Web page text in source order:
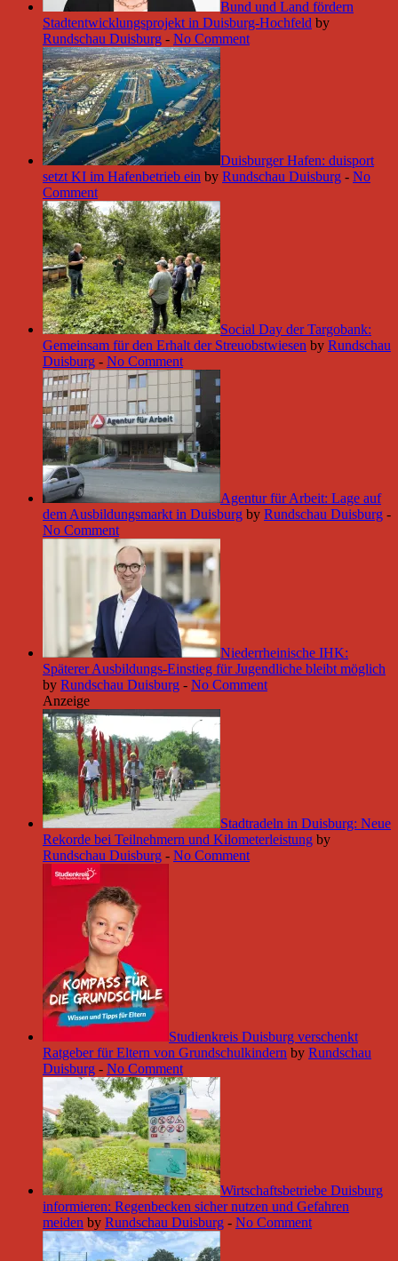
Bund und Land fördern
Stadtentwicklungsprojekt in Duisburg-Hochfeld by
Rundschau Duisburg - No Comment
Duisburger Hafen: duisport
setzt KI im Hafenbetrieb ein by Rundschau Duisburg - No
Comment
Social Day der Targobank:
Gemeinsam für den Erhalt der Streuobstwiesen by Rundschau
Duisburg - No Comment
Agentur für Arbeit: Lage auf
dem Ausbildungsmarkt in Duisburg by Rundschau Duisburg -
No Comment
Niederrheinische IHK:
Späterer Ausbildungs-Einstieg für Jugendliche bleibt möglich
by Rundschau Duisburg - No Comment
Anzeige
Stadtradeln in Duisburg: Neue
Rekorde bei Teilnehmern und Kilometerleistung by
Rundschau Duisburg - No Comment
Studienkreis Duisburg verschenkt
Ratgeber für Eltern von Grundschulkindern by Rundschau
Duisburg - No Comment
Wirtschaftsbetriebe Duisburg
informieren: Regenbecken sicher nutzen und Gefahren
meiden by Rundschau Duisburg - No Comment